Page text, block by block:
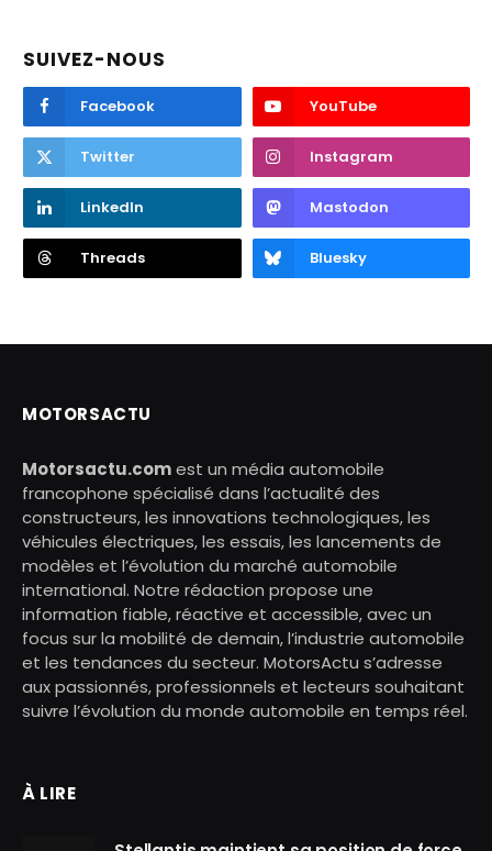
SUIVEZ-NOUS
Facebook YouTube
Twitter Instagram
LinkedIn Mastodon
Threads Bluesky
MOTORSACTU
Motorsactu.comest un média automobile
francophone spécialisé dans l’actualité des
constructeurs, les innovations technologiques, les
véhicules électriques, les essais, les lancements de
modèles et l’évolution du marché automobile
international. Notre rédaction propose une
information fiable, réactive et accessible, avec un
focus sur la mobilité de demain, l’industrie automobile
et les tendances du secteur. MotorsActu s’adresse
aux passionnés, professionnels et lecteurs souhaitant
suivre l’évolution du monde automobile en temps réel.
À LIRE